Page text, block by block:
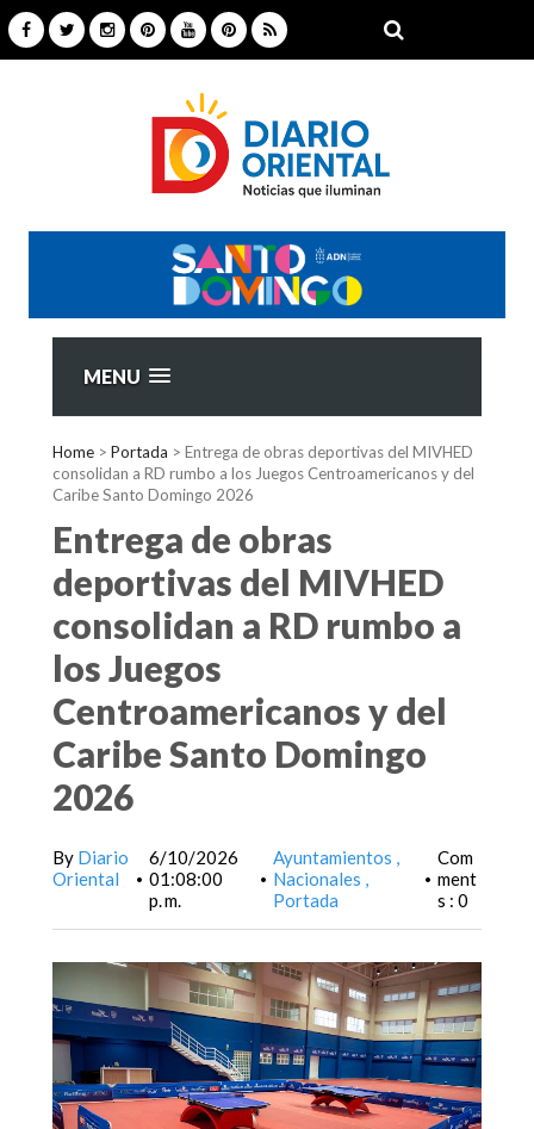
MENU
Home > Portada > Entrega de obras deportivas del MIVHED
consolidan a RD rumbo a los Juegos Centroamericanos y del
Caribe Santo Domingo 2026
Entrega de obras
deportivas del MIVHED
consolidan a RD rumbo a
los Juegos
Centroamericanos y del
Caribe Santo Domingo
2026
By Diario
Oriental
•
6/10/2026
01:08:00
p. m.
•
Ayuntamientos
Nacionales
Portada
•
Com
ment
s : 0